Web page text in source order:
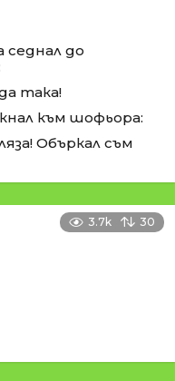
седнал до
така!
към шофьора:
Объркал съм
3.7k 30